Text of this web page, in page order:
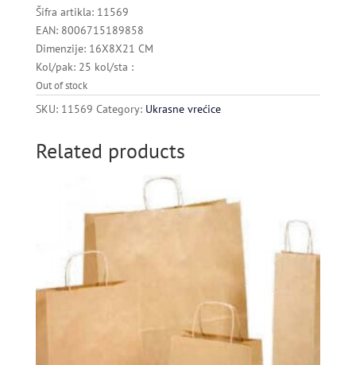
Šifra artikla: 11569
EAN: 8006715189858
Dimenzije: 16X8X21 CM
Kol/pak: 25 kol/sta :
Out of stock
SKU: 11569 Category: Ukrasne vrećice
Related products